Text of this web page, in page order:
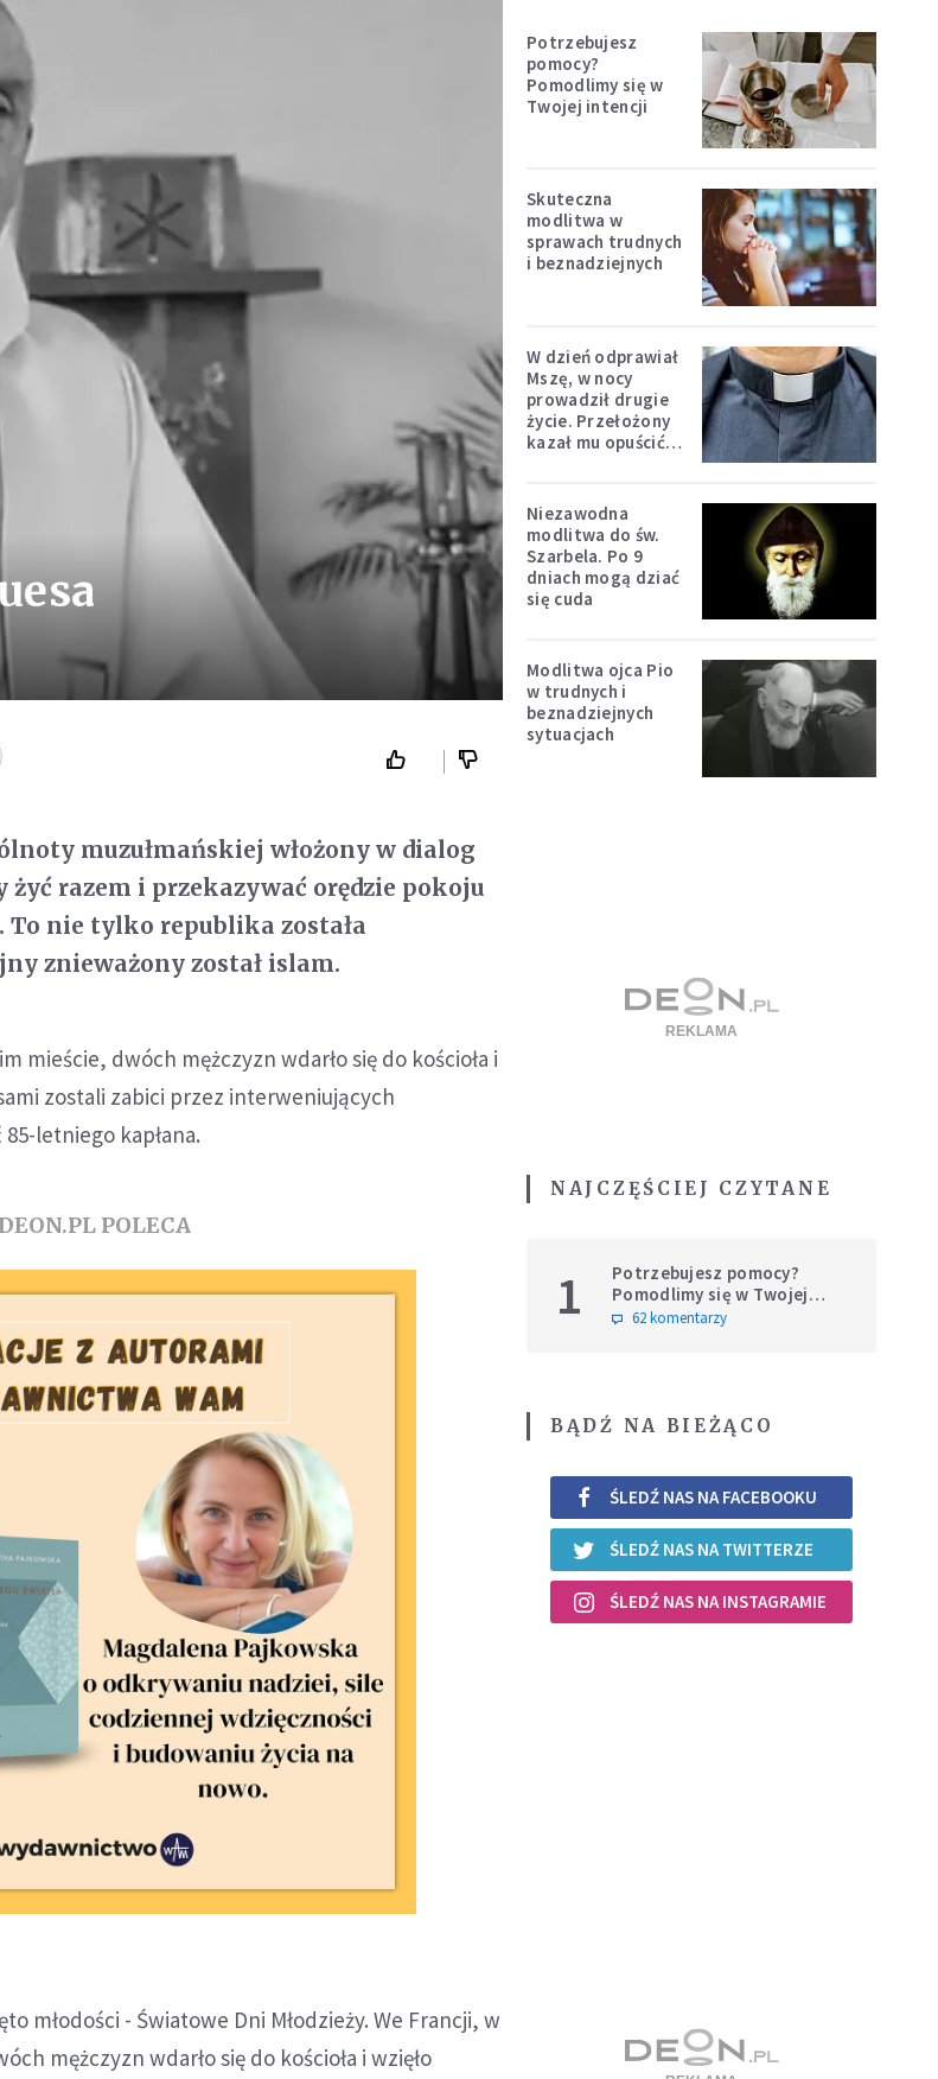
muzułmańskiej włożony w dialog
razem i przekazywać orędzie pokoju
To nie tylko republika została
znieważony został islam.
mieście, dwóch mężczyzn wdarło się do kościoła i
zostali zabici przez interweniujących
letniego kapłana.
POLECA
młodości - Światowe Dni Młodzieży. We Francji, w
mężczyzn wdarło się do kościoła i wzięło
Potrzebujesz
pomocy?
Pomodlimy się w
Twojej intencji
Skuteczna
modlitwa w
sprawach trudnych
i beznadziejnych
W dzień odprawiał
Mszę, w nocy
prowadził drugie
życie. Przełożony
kazał mu opuścić
Niezawodna
modlitwa do św.
Szarbela. Po 9
dniach mogą dziać
się cuda
Modlitwa ojca Pio
w trudnych i
beznadziejnych
sytuacjach
NAJCZĘŚCIEJ CZYTANE
1
Potrzebujesz pomocy?
Pomodlimy się w Twojej
intencji
62 komentarzy
BĄDŹ NA BIEŻĄCO
ŚLEDŹ NAS NA FACEBOOKU
ŚLEDŹ NAS NA TWITTERZE
ŚLEDŹ NAS NA INSTAGRAMIE